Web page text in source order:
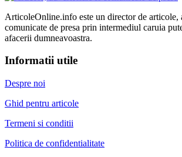
ArticoleOnline.info este un director de articole,
comunicate de presa prin intermediul caruia
afacerii dumneavoastra.
Informatii utile
Despre noi
Ghid pentru articole
Termeni si conditii
Politica de confidentialitate